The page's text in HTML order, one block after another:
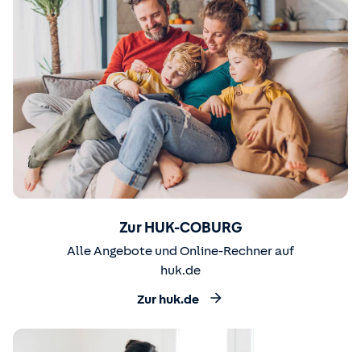
Zur HUK-COBURG
Alle Angebote und Online-Rechner auf
huk.de
Zur huk.de